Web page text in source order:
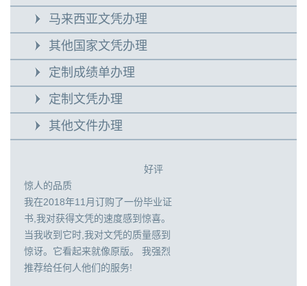
马来西亚文凭办理
其他国家文凭办理
定制成绩单办理
定制文凭办理
其他文件办理
好评
惊人的品质
我在2018年11月订购了一份毕业证
书,我对获得文凭的速度感到惊喜。
当我收到它时,我对文凭的质量感到
惊讶。它看起来就像原版。 我强烈
推荐给任何人他们的服务!